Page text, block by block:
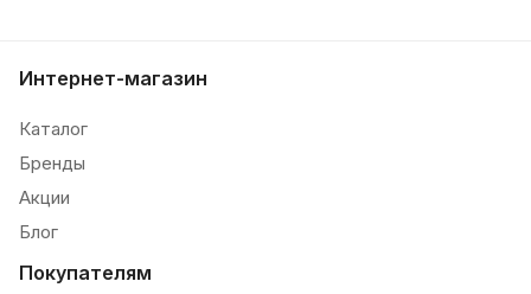
Интернет-магазин
Каталог
Бренды
Акции
Блог
Покупателям